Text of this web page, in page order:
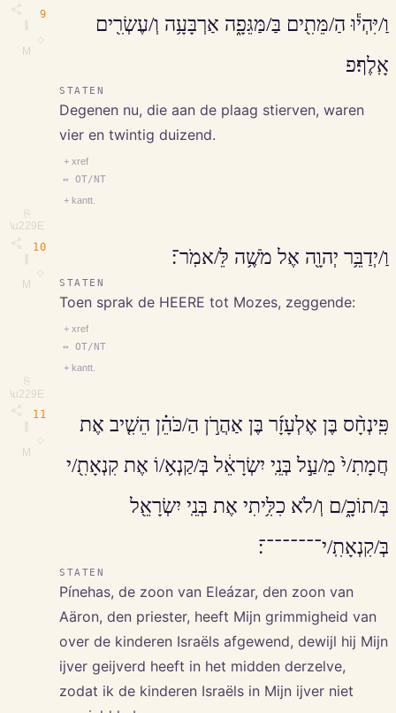
M
9
⎘
\u229E
M
וַ/יִּהְי֕וּ הַ/מֵּתִ֖ים בַּ/מַּגֵּפָ֑ה אַרְבָּעָ֥ה וְ/עֶשְׂרִ֖ים
אָֽלֶף׃פ
STATEN
Degenen nu, die aan de plaag stierven, waren
vier en twintig duizend.
+ xref
↔ OT/NT
+ kantt.
10
⎘
\u229E
M
וַ/יְדַבֵּ֥ר יְהוָ֖ה אֶל מֹשֶׁ֥ה לֵּ/אמֹֽר־׃
STATEN
Toen sprak de HEERE tot Mozes, zeggende:
+ xref
↔ OT/NT
+ kantt.
11
פִּֽינְחָ֨ס בֶּן אֶלְעָזָ֜ר בֶּן אַהֲרֹ֣ן הַ/כֹּהֵ֗ן הֵשִׁ֤יב אֶת
חֲמָתִ/י֙ מֵ/עַ֣ל בְּנֵֽי יִשְׂרָאֵ֔ל בְּ/קַנְא֥/וֹ אֶת קִנְאָתִ֖/י
בְּ/תוֹכָ֑/ם וְ/לֹא כִלִּ֥יתִי אֶת בְּנֵֽי יִשְׂרָאֵ֖ל
בְּ/קִנְאָתִֽ/י־־־־־־־־׃
STATEN
Pínehas, de zoon van Eleázar, den zoon van
Aäron, den priester, heeft Mijn grimmigheid van
over de kinderen Israëls afgewend, dewijl hij Mijn
ijver geijverd heeft in het midden derzelve,
zodat ik de kinderen Israëls in Mijn ijver niet